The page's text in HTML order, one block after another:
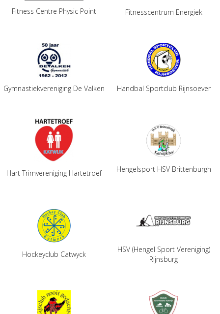
Fitness Centre Physic Point Fitnesscentrum Energiek
Gymnastiekvereniging De Valken Handbal Sportclub Rijnsoever
Hart Trimvereniging Hartetroef Hengelsport HSV Brittenburgh
Hockeyclub Catwyck
HSV (Hengel Sport Vereniging)
Rijnsburg